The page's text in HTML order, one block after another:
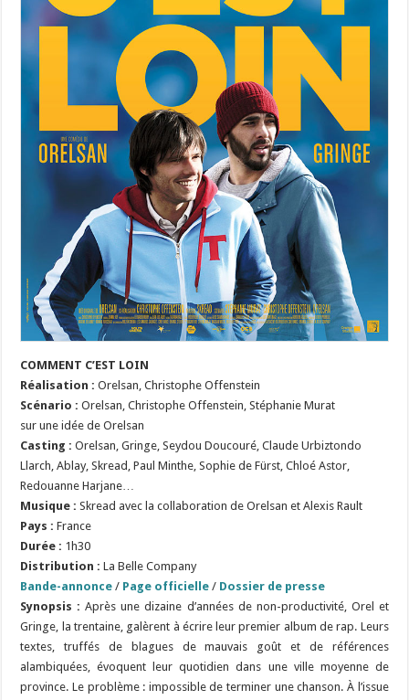
COMMENT C’EST LOIN
Réalisation :Orelsan, Christophe Offenstein
Scénario : Orelsan, Christophe Offenstein, Stéphanie Murat
sur une idée de Orelsan
Casting :Orelsan, Gringe, Seydou Doucouré, Claude Urbiztondo
Llarch, Ablay, Skread, Paul Minthe, Sophie de Fürst, Chloé Astor,
Redouanne Harjane…
Musique : Skread avec la collaboration de Orelsan et Alexis Rault
Pays : France
Durée : 1h30
Distribution : La Belle Company
Bande-annonce / Page officielle / Dossier de presse
Synopsis :Après une dizaine d’années de non-productivité, Orel et
Gringe, la trentaine, galèrent à écrire leur premier album de rap. Leurs
textes, truffés de blagues de mauvais goût et de références
alambiquées, évoquent leur quotidien dans une ville moyenne de
province. Le problème : impossible de terminer une chanson. À l’issue